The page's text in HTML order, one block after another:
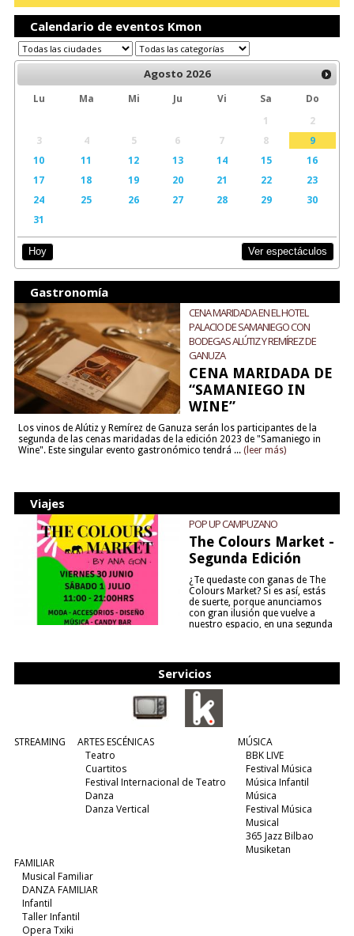
Calendario de eventos Kmon
Agosto 2026
Lu Ma Mi Ju Vi Sa
Do
1
2
3
4 5 6 7 8
9
10
11 12 13 14 15
16
17
18 19 20 21 22
23
24
25 26 27 28 29
30
31
Hoy Ver espectáculos
Gastronomía
CENA MARIDADA EN EL HOTEL
PALACIO DE SAMANIEGO CON
BODEGAS ALÚTIZ Y REMÍREZ DE
GANUZA
CENA MARIDADA DE
“SAMANIEGO IN
WINE”
Los vinos de Alútiz y Remírez de Ganuza serán los participantes de la
segunda de las cenas maridadas de la edición 2023 de "Samaniego in
Wine". Este singular evento gastronómico tendrá ... (leer más)
Viajes
POP UP CAMPUZANO
The Colours Market -
Segunda Edición
¿Te quedaste con ganas de The
Colours Market? Si es así, estás
de suerte, porque anunciamos
con gran ilusión que vuelve a
nuestro espacio, en una segunda
Servicios
STREAMING
ARTES ESCÉNICAS
Teatro
Cuartitos
Festival Internacional de Teatro
Danza
Danza Vertical
MÚSICA
BBK LIVE
Festival Música
Música Infantil
Música
Festival Música
Musical
365 Jazz Bilbao
Musiketan
FAMILIAR
Musical Familiar
DANZA FAMILIAR
Infantil
Taller Infantil
Opera Txiki